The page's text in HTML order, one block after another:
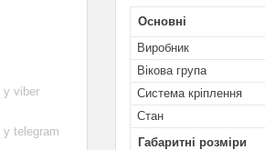
Основні
Виробник
Вікова група
Система кріплення
Стан
Габаритні розміри
у viber
у telegram